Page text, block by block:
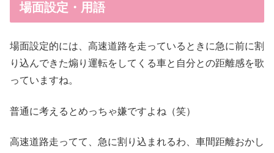
場面設定・用語
場面設定的には、高速道路を走っているときに急に前に割
り込んできた煽り運転をしてくる車と自分との距離感を歌
っていますね。
普通に考えるとめっちゃ嫌ですよね（笑）
高速道路走ってて、急に割り込まれるわ、車間距離おかし